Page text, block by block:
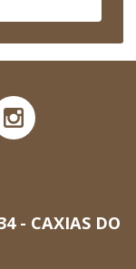
- CAXIAS DO